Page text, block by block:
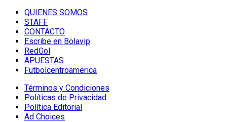
QUIENES SOMOS
STAFF
CONTACTO
Escribe en Bolavip
RedGol
APUESTAS
Futbolcentroamerica
Términos y Condiciones
Políticas de Privacidad
Política Editorial
Ad Choices